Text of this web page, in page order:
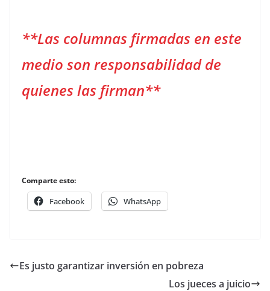
**Las columnas firmadas en este
medio son responsabilidad de
quienes las firman**
Comparte esto:
Facebook WhatsApp
Es justo garantizar inversión en pobreza
Los jueces a juicio